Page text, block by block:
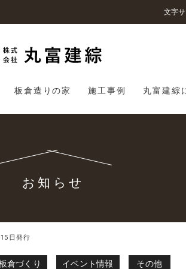
文字
板倉造りの家 施工事例 丸富建綜
お知らせ
日発行
倉づくり イベント情報 その他